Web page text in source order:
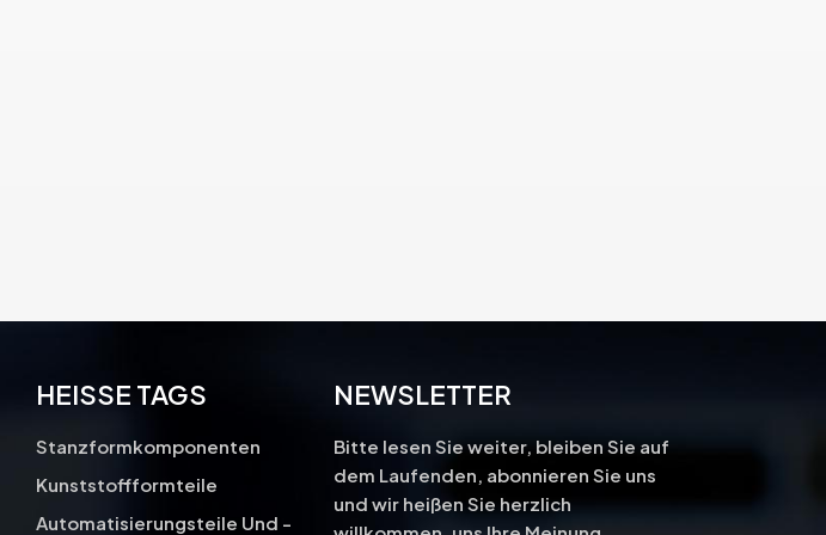
HEISSE TAGS
Stanzformkomponenten
Kunststoffformteile
Automatisierungsteile Und -
NEWSLETTER
Bitte lesen Sie weiter, bleiben Sie auf
dem Laufenden, abonnieren Sie uns
und wir heißen Sie herzlich